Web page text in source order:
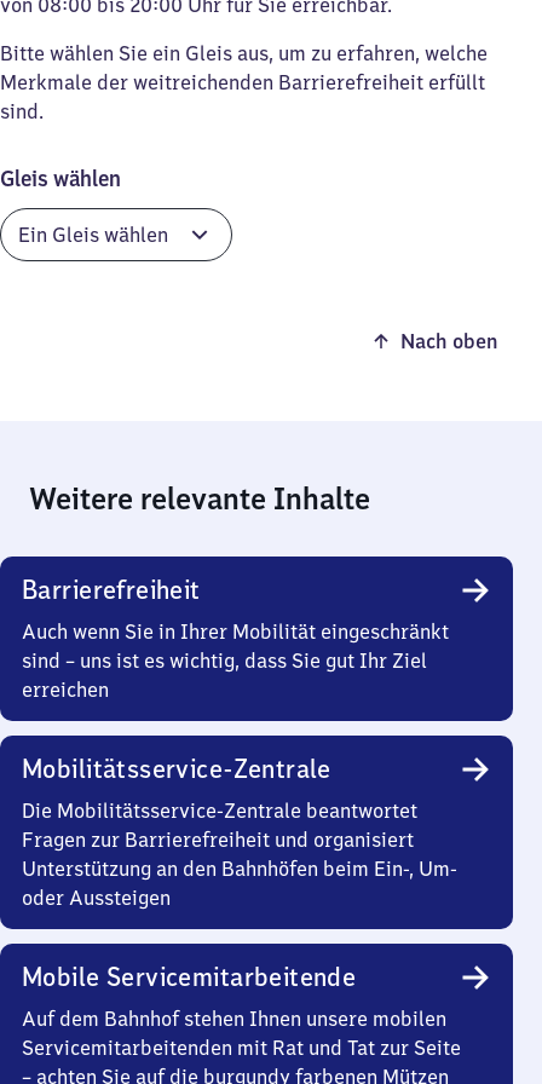
von 08:00 bis 20:00 Uhr für Sie erreichbar.
Bitte wählen Sie ein Gleis aus, um zu erfahren, welche
Merkmale der weitreichenden Barrierefreiheit erfüllt
sind.
Gleis wählen
Nach oben
Weitere relevante Inhalte
Barrierefreiheit
Auch wenn Sie in Ihrer Mobilität eingeschränkt
sind – uns ist es wichtig, dass Sie gut Ihr Ziel
erreichen
Mobilitätsservice-Zentrale
Die Mobilitätsservice-Zentrale beantwortet
Fragen zur Barrierefreiheit und organisiert
Unterstützung an den Bahnhöfen beim Ein-, Um-
oder Aussteigen
Mobile Servicemitarbeitende
Auf dem Bahnhof stehen Ihnen unsere mobilen
Servicemitarbeitenden mit Rat und Tat zur Seite
– achten Sie auf die burgundy farbenen Mützen